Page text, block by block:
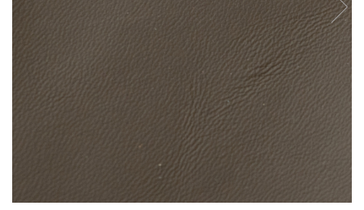
Rucsac
Saculet
Visiniu
Maro
Albastru